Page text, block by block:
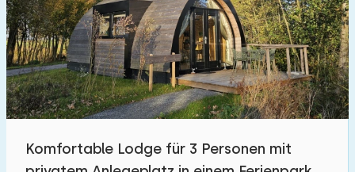
Komfortable Lodge für 3 Personen mit